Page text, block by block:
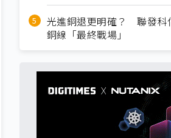
光進銅退更明確？ 聯發科
銅線「最終戰場」